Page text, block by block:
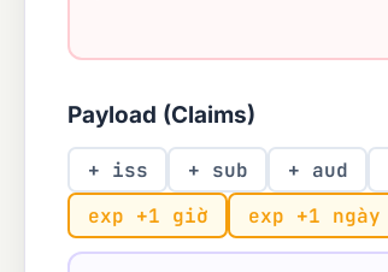
Payload (Claims)
+ iss + sub + aud
exp +1 giờ
exp +1 ngày